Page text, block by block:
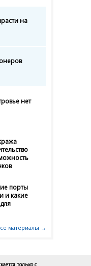
на
нет
порты
и какие
материалы →
только с